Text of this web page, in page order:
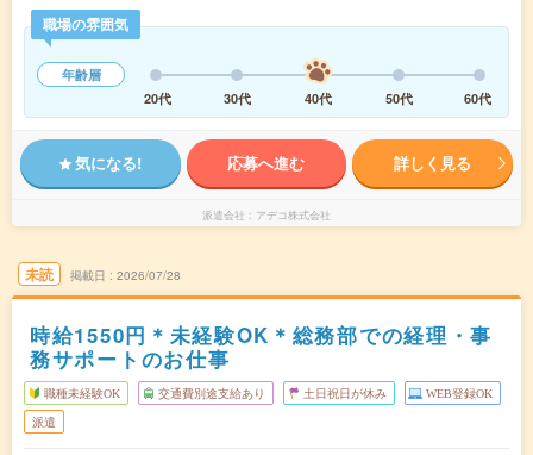
職場の雰囲気
年齢層
20代
30代 40代 50代 60代
気になる! 応募へ進む 詳しく見る
派遣会社 アデコ株式会社
未読 掲載日 2026/07/28
時給1550円＊未経験OK＊総務部での経理・事
務サポートのお仕事
職種未経験OK 交通費別途支給あり 土日祝日が休み WEB登録OK
派遣